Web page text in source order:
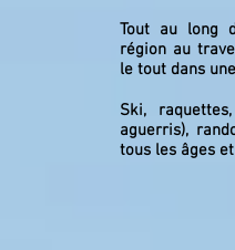
Tout au long
région au
le tout dans
Ski,
aguerris),
tous les âges